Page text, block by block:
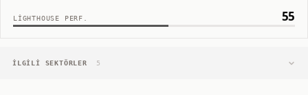
LIGHTHOUSE PERF. 55
İLGILI SEKTÖRLER 5